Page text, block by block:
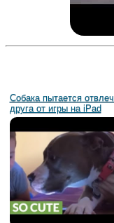
Собака пытается
друга от игры на iPad